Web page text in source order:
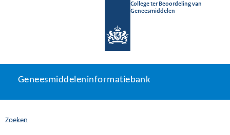
College ter Beoordeling van
Geneesmiddelen
naar
Geneesmiddeleninformatiebank
U
zich
hier:
Geneesmiddeleninformatiebank
Zoeken